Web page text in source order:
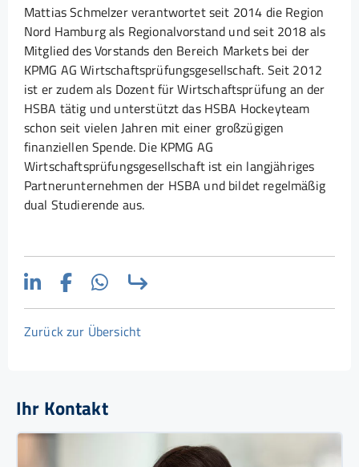
Mattias Schmelzer verantwortet seit 2014 die Region
Nord Hamburg als Regionalvorstand und seit 2018 als
Mitglied des Vorstands den Bereich Markets bei der
KPMG AG Wirtschaftsprüfungsgesellschaft. Seit 2012
ist er zudem als Dozent für Wirtschaftsprüfung an der
HSBA tätig und unterstützt das HSBA Hockeyteam
schon seit vielen Jahren mit einer großzügigen
finanziellen Spende. Die KPMG AG
Wirtschaftsprüfungsgesellschaft ist ein langjähriges
Partnerunternehmen der HSBA und bildet regelmäßig
dual Studierende aus.
Zurück zur Übersicht
Ihr Kontakt